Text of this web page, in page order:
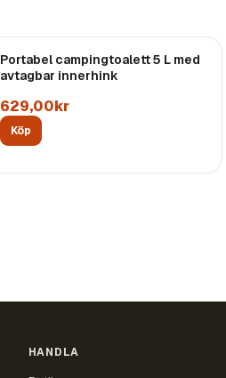
Portabel campingtoalett 5 L med
avtagbar innerhink
629,00kr
Köp
HANDLA